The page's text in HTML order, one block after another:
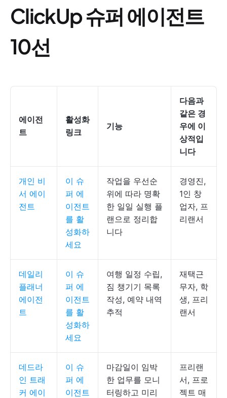
ClickUp 슈퍼 에이전트
10선
에이전
트
활성화
링크
기능
다음과
같은 경
우에 이
상적입
니다
개인 비
서 에이
전트
이 슈
퍼 에
이전트
를 활
성화하
세요
작업을 우선순
위에 따라 명확
한 일일 실행 플
랜으로 정리합
니다
경영진,
1인 창
업자, 프
리랜서
데일리
플래너
에이전
트
이 슈
퍼 에
이전트
를 활
성화하
세요
여행 일정 수립,
짐 챙기기 목록
작성, 예약 내역
추적
재택근
무자, 학
생, 프리
랜서
데드라
인 트래
커 에이
이 슈
퍼 에
이전트
마감일이 임박
한 업무를 모니
터링하고 미리
프리랜
서, 프로
젝트 매